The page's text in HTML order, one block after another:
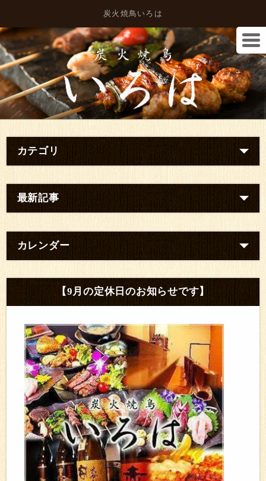
炭火焼鳥いろは
カテゴリ
最新記事
カレンダー
【9月の定休日のお知らせです】